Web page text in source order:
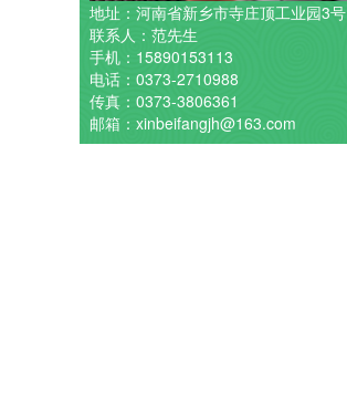
地址：河南省新乡市寺庄顶工业园3号
联系人：范先生
手机：15890153113
电话：0373-2710988
传真：0373-3806361
邮箱：xinbeifangjh@163.com